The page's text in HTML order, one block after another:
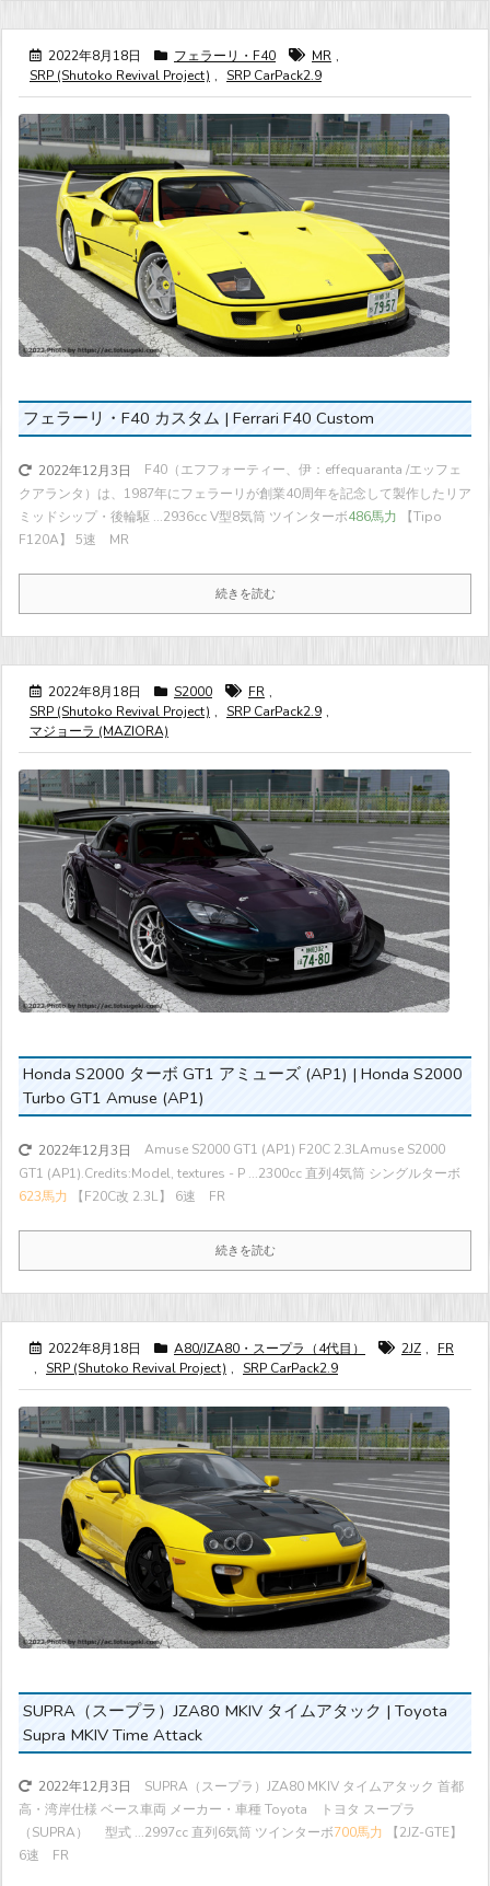
2022年8月18日 フェラーリ・F40 MR ,
SRP (Shutoko Revival Project) , SRP CarPack2.9
フェラーリ・F40 カスタム | Ferrari F40 Custom
2022年12月3日
F40（エフフォーティー、伊：effequaranta /エッフェ
クアランタ）は、1987年にフェラーリが創業40周年を記念して製作したリア
ミッドシップ・後輪駆 ...2936cc V型8気筒 ツインターボ486馬力 【Tipo
F120A】 5速 MR
続きを読む
2022年8月18日 S2000 FR ,
SRP (Shutoko Revival Project) , SRP CarPack2.9 ,
マジョーラ (MAZIORA)
Honda S2000 ターボ GT1 アミューズ (AP1) | Honda S2000
Turbo GT1 Amuse (AP1)
2022年12月3日
Amuse S2000 GT1 (AP1) F20C 2.3LAmuse S2000
GT1 (AP1).Credits:Model, textures - P ...2300cc 直列4気筒 シングルターボ
623馬力 【F20C改 2.3L】 6速 FR
続きを読む
2022年8月18日 A80/JZA80・スープラ（4代目） 2JZ ,
FR
, SRP (Shutoko Revival Project) , SRP CarPack2.9
SUPRA（スープラ）JZA80 MKIV タイムアタック | Toyota
Supra MKIV Time Attack
2022年12月3日
SUPRA（スープラ）JZA80 MKIV タイムアタック 首都
高・湾岸仕様 ベース車両 メーカー・車種 Toyota トヨタ スープラ
（SUPRA） 型式 ...2997cc 直列6気筒 ツインターボ700馬力 【2JZ-GTE】
6速 FR